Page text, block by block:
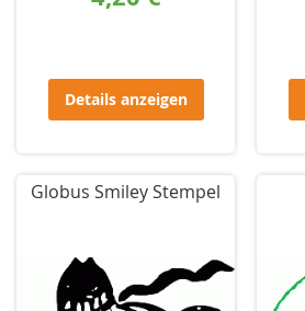
Details anzeigen
Globus Smiley Stempel